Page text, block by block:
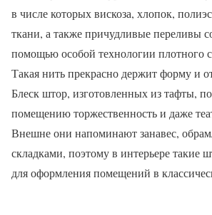
в числе которых вискоза, хлопок,
ткани, а также причудливые переливы
помощью особой технологии плотного
Такая нить прекрасно держит форму и
Блеск штор, изготовленных из тафты,
помещению торжественность и даже
Внешне они напоминают занавес,
складками, поэтому в интерьере такие
для оформления помещений в